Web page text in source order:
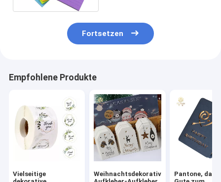
Fortsetzen
Empfohlene Produkte
Vielseitige
Weihnachtsdekorative
Pantone, das